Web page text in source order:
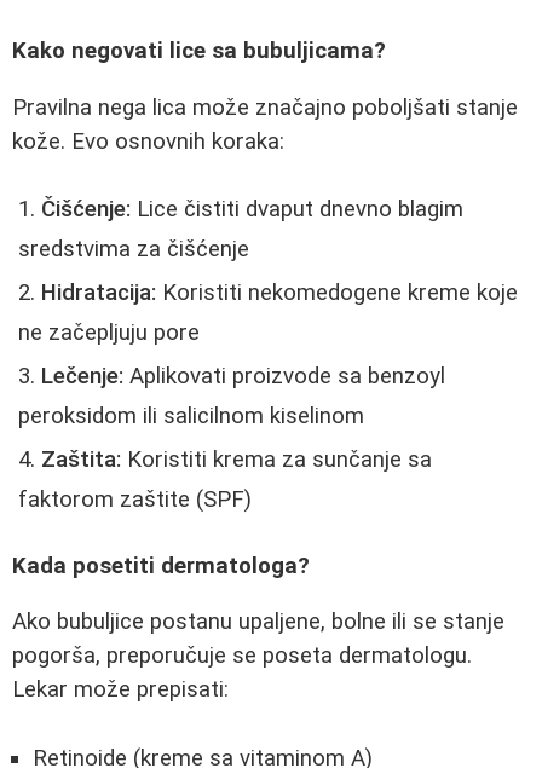
Kako negovati lice sa bubuljicama?
Pravilna nega lica može značajno poboljšati stanje
kože. Evo osnovnih koraka:
Čišćenje: Lice čistiti dvaput dnevno blagim
sredstvima za čišćenje
Hidratacija: Koristiti nekomedogene kreme koje
ne začepljuju pore
Lečenje: Aplikovati proizvode sa benzoyl
peroksidom ili salicilnom kiselinom
Zaštita: Koristiti krema za sunčanje sa
faktorom zaštite (SPF)
Kada posetiti dermatologa?
Ako bubuljice postanu upaljene, bolne ili se stanje
pogorša, preporučuje se poseta dermatologu.
Lekar može prepisati:
Retinoide (kreme sa vitaminom A)